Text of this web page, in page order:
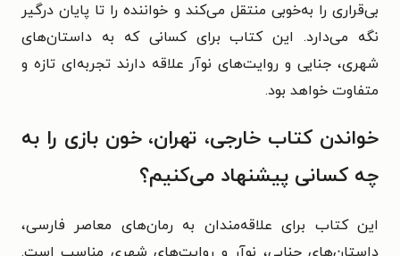
بی‌قراری را به‌خوبی منتقل می‌کند و خواننده را تا پایان درگیر
نگه می‌دارد. این کتاب برای کسانی که به داستان‌های
شهری، جنایی و روایت‌های نوآر علاقه دارند تجربه‌ای تازه و
متفاوت خواهد بود.
خواندن کتاب خارجی، تهران، خون بازی را به
چه کسانی پیشنهاد می‌کنیم؟
این کتاب برای علاقه‌مندان به رمان‌های معاصر فارسی،
داستان‌های جنایی، نوآر و روایت‌های شهری مناسب است.